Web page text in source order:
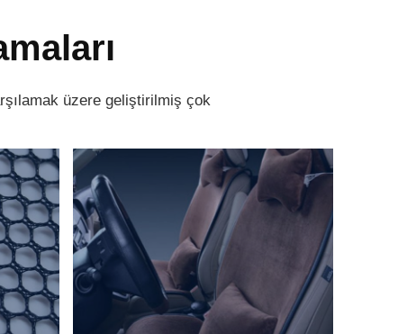
üzere geliştirilmiş çok